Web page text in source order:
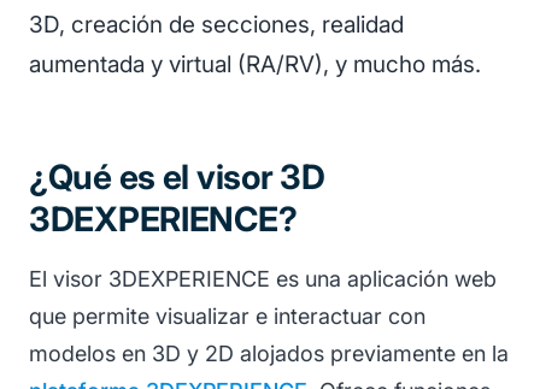
3D, creación de secciones, realidad
aumentada y virtual (RA/RV), y mucho más.
¿Qué es el visor 3D
3DEXPERIENCE?
El visor 3DEXPERIENCE es una aplicación web
que permite visualizar e interactuar con
modelos en 3D y 2D alojados previamente en la